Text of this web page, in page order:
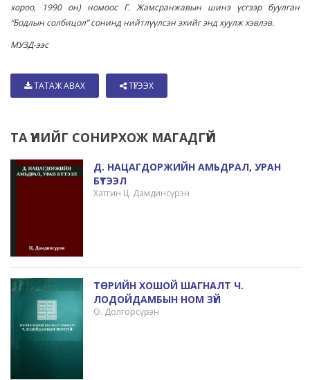
хороо, 1990 он) номоос Г. Жамсранжавын шинэ үсгээр буулган
“Бодлын солбицол” сонинд нийтлүүлсэн эхийг энд хуулж хэвлэв.
МУЗД-ээс
ТАТАЖ АВАХ ТҮГЭЭХ
ТА ҮҮНИЙГ СОНИРХОЖ МАГАДГҮЙ
Д. НАЦАГДОРЖИЙН АМЬДРАЛ, УРАН
БҮТЭЭЛ
Хатгин Ц. Дамдинсүрэн
ТӨРИЙН ХОШОЙ ШАГНАЛТ Ч.
ЛОДОЙДАМБЫН НОМ ЗҮЙ
О. Долгорсүрэн